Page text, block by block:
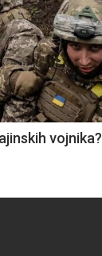
vojnika?